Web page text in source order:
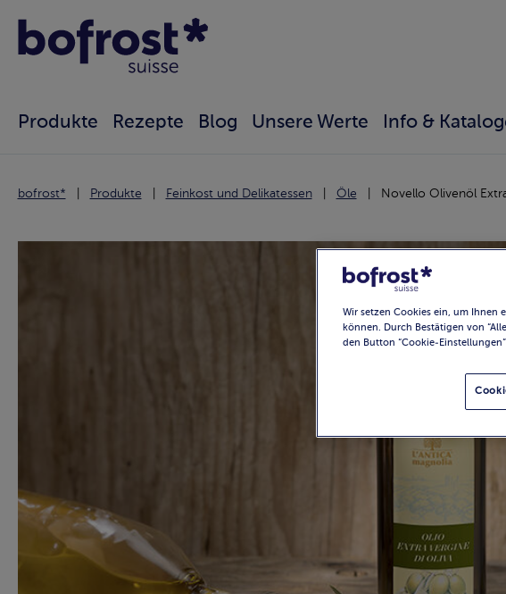
Produkte Rezepte Blog Unsere Werte Info &
bofrost* Produkte Feinkost und Delikatessen Öle Novello Olivenöl
Wir setzen Cookies ein, um Ihnen
können. Durch Bestätigen von
den Button “Cookie-